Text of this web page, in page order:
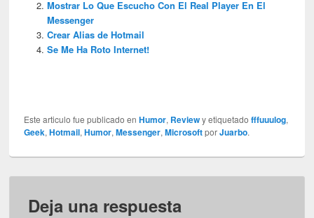
Mostrar Lo Que Escucho Con El Real Player En El
Messenger
Crear Alias de Hotmail
Se Me Ha Roto Internet!
Este articulo fue publicado enHumor, Reviewy etiquetadofffuuulog,
Geek,Hotmail,Humor,Messenger,MicrosoftporJuarbo.
Deja una respuesta